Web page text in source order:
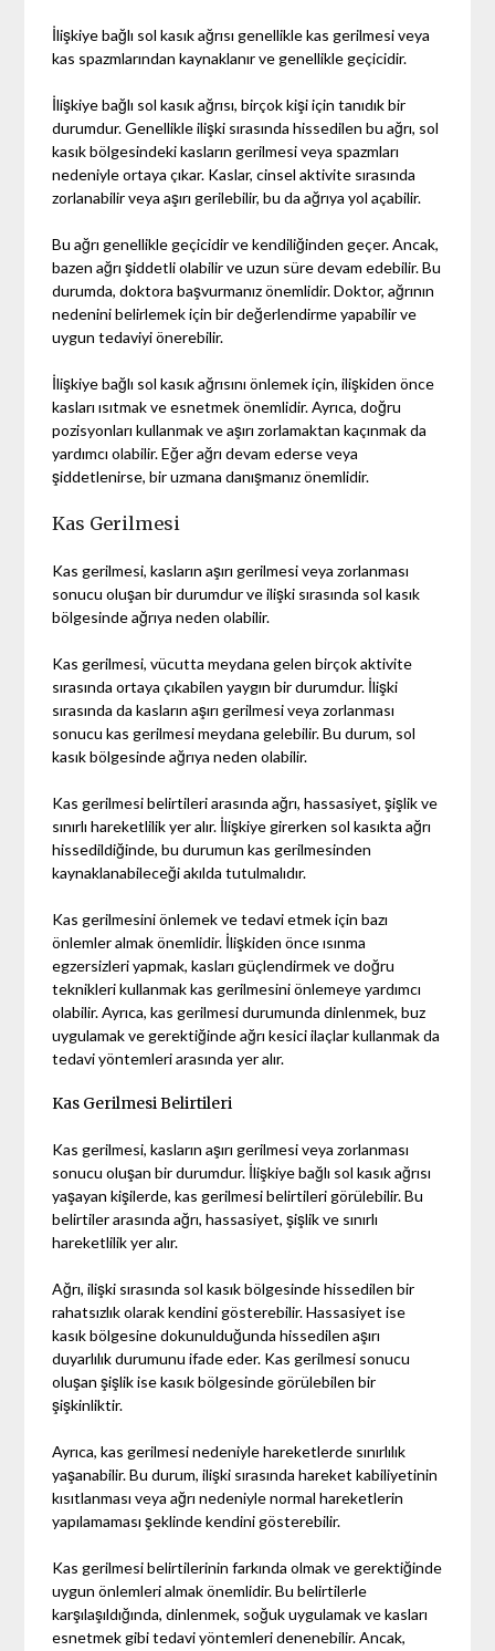
İlişkiye bağlı sol kasık ağrısı genellikle kas gerilmesi veya
kas spazmlarından kaynaklanır ve genellikle geçicidir.
İlişkiye bağlı sol kasık ağrısı, birçok kişi için tanıdık bir
durumdur. Genellikle ilişki sırasında hissedilen bu ağrı, sol
kasık bölgesindeki kasların gerilmesi veya spazmları
nedeniyle ortaya çıkar. Kaslar, cinsel aktivite sırasında
zorlanabilir veya aşırı gerilebilir, bu da ağrıya yol açabilir.
Bu ağrı genellikle geçicidir ve kendiliğinden geçer. Ancak,
bazen ağrı şiddetli olabilir ve uzun süre devam edebilir. Bu
durumda, doktora başvurmanız önemlidir. Doktor, ağrının
nedenini belirlemek için bir değerlendirme yapabilir ve
uygun tedaviyi önerebilir.
İlişkiye bağlı sol kasık ağrısını önlemek için, ilişkiden önce
kasları ısıtmak ve esnetmek önemlidir. Ayrıca, doğru
pozisyonları kullanmak ve aşırı zorlamaktan kaçınmak da
yardımcı olabilir. Eğer ağrı devam ederse veya
şiddetlenirse, bir uzmana danışmanız önemlidir.
Kas Gerilmesi
Kas gerilmesi, kasların aşırı gerilmesi veya zorlanması
sonucu oluşan bir durumdur ve ilişki sırasında sol kasık
bölgesinde ağrıya neden olabilir.
Kas gerilmesi, vücutta meydana gelen birçok aktivite
sırasında ortaya çıkabilen yaygın bir durumdur. İlişki
sırasında da kasların aşırı gerilmesi veya zorlanması
sonucu kas gerilmesi meydana gelebilir. Bu durum, sol
kasık bölgesinde ağrıya neden olabilir.
Kas gerilmesi belirtileri arasında ağrı, hassasiyet, şişlik ve
sınırlı hareketlilik yer alır. İlişkiye girerken sol kasıkta ağrı
hissedildiğinde, bu durumun kas gerilmesinden
kaynaklanabileceği akılda tutulmalıdır.
Kas gerilmesini önlemek ve tedavi etmek için bazı
önlemler almak önemlidir. İlişkiden önce ısınma
egzersizleri yapmak, kasları güçlendirmek ve doğru
teknikleri kullanmak kas gerilmesini önlemeye yardımcı
olabilir. Ayrıca, kas gerilmesi durumunda dinlenmek, buz
uygulamak ve gerektiğinde ağrı kesici ilaçlar kullanmak da
tedavi yöntemleri arasında yer alır.
Kas Gerilmesi Belirtileri
Kas gerilmesi, kasların aşırı gerilmesi veya zorlanması
sonucu oluşan bir durumdur. İlişkiye bağlı sol kasık ağrısı
yaşayan kişilerde, kas gerilmesi belirtileri görülebilir. Bu
belirtiler arasında ağrı, hassasiyet, şişlik ve sınırlı
hareketlilik yer alır.
Ağrı, ilişki sırasında sol kasık bölgesinde hissedilen bir
rahatsızlık olarak kendini gösterebilir. Hassasiyet ise
kasık bölgesine dokunulduğunda hissedilen aşırı
duyarlılık durumunu ifade eder. Kas gerilmesi sonucu
oluşan şişlik ise kasık bölgesinde görülebilen bir
şişkinliktir.
Ayrıca, kas gerilmesi nedeniyle hareketlerde sınırlılık
yaşanabilir. Bu durum, ilişki sırasında hareket kabiliyetinin
kısıtlanması veya ağrı nedeniyle normal hareketlerin
yapılamaması şeklinde kendini gösterebilir.
Kas gerilmesi belirtilerinin farkında olmak ve gerektiğinde
uygun önlemleri almak önemlidir. Bu belirtilerle
karşılaşıldığında, dinlenmek, soğuk uygulamak ve kasları
esnetmek gibi tedavi yöntemleri denenebilir. Ancak,